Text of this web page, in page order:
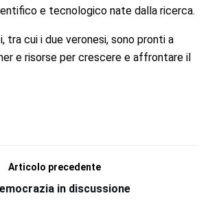
e tecnologico nate dalla ricerca.
tra cui i due veronesi, sono pronti a
e risorse per crescere e affrontare il
Articolo precedente
in discussione